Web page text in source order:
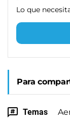
Lo que
Para
Temas